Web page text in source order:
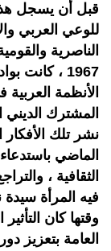
قبل أن يسجل
للوعي العربي
الناصرية
1967 ،
الأنظمة
المشترك
نشر تلك
الماضي
الثقافية ،
فيه المرأة
وقتها كان
العامة بتعزيز